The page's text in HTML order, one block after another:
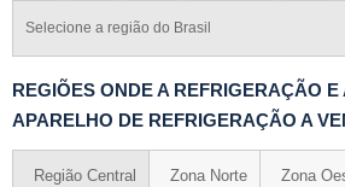
Selecione a região do Brasil
REGIÕES ONDE A REFRIGERAÇÃO E
APARELHO DE REFRIGERAÇÃO A
Região Central Zona Norte Zona